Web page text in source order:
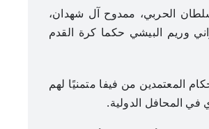
هم محمد الهويش، سلطان الحربي، ممدوح آل شهدان،
وريم البيشي حكما كرة القدم
المعتمدين من فيفا متمنيًا لهم
المحافل الدولية.
عدسة: هادي آل دويس